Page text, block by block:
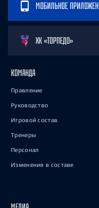
МОБИЛЬНОЕ
ХК «ТОРПЕДО»
КОМАНДА
Правление
Руководство
Игровой состав
Тренеры
Персонал
Изменения в составе